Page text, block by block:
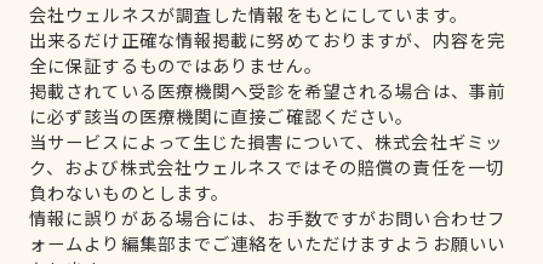
会社ウェルネスが調査した情報をもとにしています。
出来るだけ正確な情報掲載に努めておりますが、内容を完
全に保証するものではありません。
掲載されている医療機関へ受診を希望される場合は、事前
に必ず該当の医療機関に直接ご確認ください。
当サービスによって生じた損害について、株式会社ギミッ
ク、および株式会社ウェルネスではその賠償の責任を一切
負わないものとします。
情報に誤りがある場合には、お手数ですがお問い合わせフ
ォームより編集部までご連絡をいただけますようお願いい